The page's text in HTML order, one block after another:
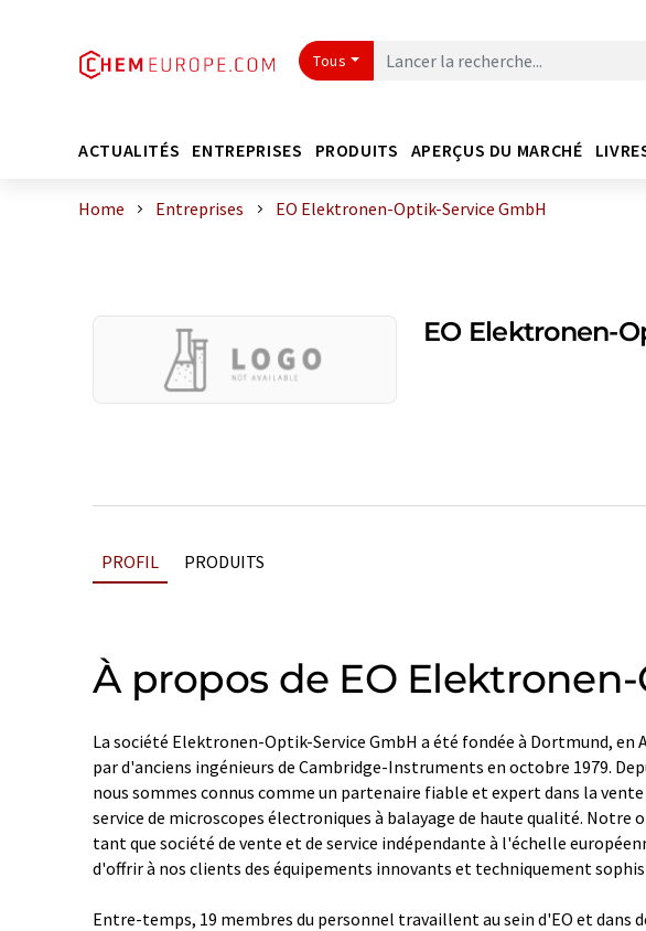
Tous
ACTUALITÉS ENTREPRISES PRODUITS APERÇUS DU MARCHÉ
Home Entreprises EO Elektronen-Optik-Service GmbH
EO Elektronen-
PROFIL PRODUITS
À propos de EO
La société Elektronen-Optik-Service GmbH a été fondée à Dortmund, en
par d'anciens ingénieurs de Cambridge-Instruments en octobre 1979.
nous sommes connus comme un partenaire fiable et expert dans la
service de microscopes électroniques à balayage de haute qualité. Notre
tant que société de vente et de service indépendante à l'échelle
d'offrir à nos clients des équipements innovants et techniquement
Entre-temps, 19 membres du personnel travaillent au sein d'EO et dans